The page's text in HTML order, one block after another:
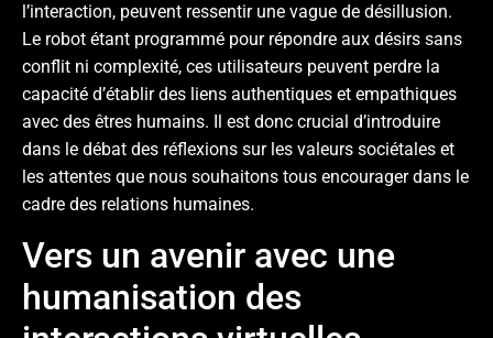
l’interaction, peuvent ressentir une vague de désillusion.
Le robot étant programmé pour répondre aux désirs sans
conflit ni complexité, ces utilisateurs peuvent perdre la
capacité d’établir des liens authentiques et empathiques
avec des êtres humains. Il est donc crucial d’introduire
dans le débat des réflexions sur les valeurs sociétales et
les attentes que nous souhaitons tous encourager dans le
cadre des relations humaines.
Vers un avenir avec une
humanisation des